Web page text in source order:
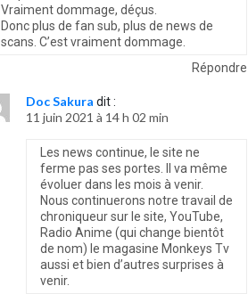
Vraiment dommage, déçus.
Donc plus de fan sub, plus de news de
scans. C’est vraiment dommage.
Répondre
Doc Sakura dit :
11 juin 2021 à 14 h 02 min
Les news continue, le site ne
ferme pas ses portes. Il va même
évoluer dans les mois à venir.
Nous continuerons notre travail de
chroniqueur sur le site, YouTube,
Radio Anime (qui change bientôt
de nom) le magasine Monkeys Tv
aussi et bien d’autres surprises à
venir.